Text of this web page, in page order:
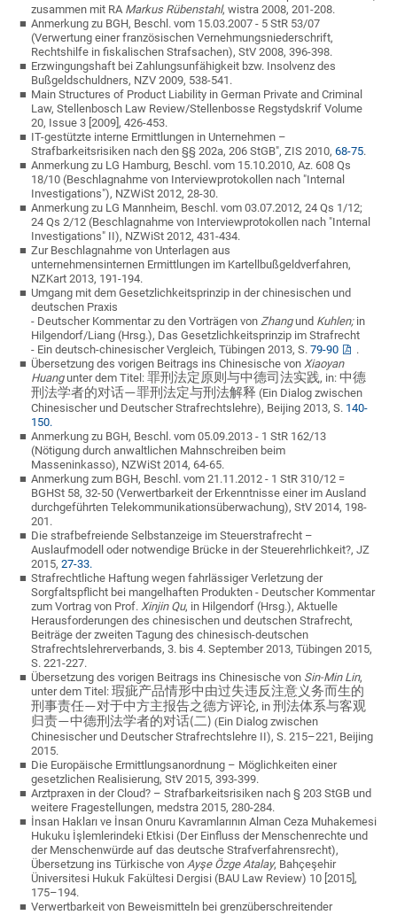
zusammen mit RA Markus Rübenstahl, wistra 2008, 201-208.
Anmerkung zu BGH, Beschl. vom 15.03.2007 - 5 StR 53/07
(Verwertung einer französischen Vernehmungsniederschrift,
Rechtshilfe in fiskalischen Strafsachen), StV 2008, 396-398.
Erzwingungshaft bei Zahlungsunfähigkeit bzw. Insolvenz des
Bußgeldschuldners, NZV 2009, 538-541.
Main Structures of Product Liability in German Private and Criminal
Law, Stellenbosch Law Review/Stellenbosse Regstydskrif Volume
20, Issue 3 [2009], 426-453.
IT-gestützte interne Ermittlungen in Unternehmen –
Strafbarkeitsrisiken nach den §§ 202a, 206 StGB", ZIS 2010,68-75.
Anmerkung zu LG Hamburg, Beschl. vom 15.10.2010, Az. 608 Qs
18/10 (Beschlagnahme von Interviewprotokollen nach "Internal
Investigations"), NZWiSt 2012, 28-30.
Anmerkung zu LG Mannheim, Beschl. vom 03.07.2012, 24 Qs 1/12;
24 Qs 2/12 (Beschlagnahme von Interviewprotokollen nach "Internal
Investigations" II), NZWiSt 2012, 431-434.
Zur Beschlagnahme von Unterlagen aus
unternehmensinternen Ermittlungen im Kartellbußgeldverfahren,
NZKart 2013, 191-194.
Umgang mit dem Gesetzlichkeitsprinzip in der chinesischen und
deutschen Praxis
- Deutscher Kommentar zu den Vorträgen vonZhangund Kuhlen; in
Hilgendorf/Liang (Hrsg.), Das Gesetzlichkeitsprinzip im Strafrecht
- Ein deutsch-chinesischer Vergleich, Tübingen 2013, S.79-90
.
Übersetzung des vorigen Beitrags ins Chinesische vonXiaoyan
Huangunter dem Titel: 罪刑法定原则与中德司法实践, in: 中德
刑法学者的对话—罪刑法定与刑法解释 (Ein Dialog zwischen
Chinesischer und Deutscher Strafrechtslehre), Beijing 2013, S. 140-
150.
Anmerkung zu BGH, Beschl. vom 05.09.2013 - 1 StR 162/13
(Nötigung durch anwaltlichen Mahnschreiben beim
Masseninkasso), NZWiSt 2014, 64-65.
Anmerkung zum BGH, Beschl. vom 21.11.2012 - 1 StR 310/12 =
BGHSt 58, 32-50 (Verwertbarkeit der Erkenntnisse einer im Ausland
durchgeführten Telekommunikationsüberwachung), StV 2014, 198-
201.
Die strafbefreiende Selbstanzeige im Steuerstrafrecht –
Auslaufmodell oder notwendige Brücke in der Steuerehrlichkeit?, JZ
2015,27-33.
Strafrechtliche Haftung wegen fahrlässiger Verletzung der
Sorgfaltspflicht bei mangelhaften Produkten - Deutscher Kommentar
zum Vortrag von Prof.Xinjin Qu, in Hilgendorf (Hrsg.), Aktuelle
Herausforderungen des chinesischen und deutschen Strafrecht,
Beiträge der zweiten Tagung des chinesisch-deutschen
Strafrechtslehrerverbands, 3. bis 4. September 2013, Tübingen 2015,
S. 221-227.
Übersetzung des vorigen Beitrags ins Chinesische von Sin-Min Lin,
unter dem Titel:瑕疵产品情形中由过失违反注意义务而生的
刑事责任—对于中方主报告之德方评论, in 刑法体系与客观
归责—中德刑法学者的对话(二) (Ein Dia­log zwischen
Chinesischer und Deutscher Strafrechtslehre II), S. 215–221, Beijing
2015.
Die Europäische Ermittlungsanordnung – Möglichkeiten einer
gesetzlichen Realisierung, StV 2015, 393-399.
Arztpraxen in der Cloud? – Strafbarkeitsrisiken nach § 203 StGB und
weitere Fragestellungen, medstra 2015, 280-284.
İnsan Hakları ve İnsan Onuru Kavramlarının Alman Ceza Muhakemesi
Hukuku İşlemlerindeki Etkisi (Der Einfluss der Menschenrechte und
der Menschenwürde auf das deutsche Strafverfahrensrecht),
Übersetzung ins Türkische vonAyşe Özge Atalay, Bahçeşehir
Üniversitesi Hukuk Fakültesi Dergisi (BAU Law Review) 10 [2015],
175–194.
Verwertbarkeit von Beweismitteln bei grenzüberschreitender